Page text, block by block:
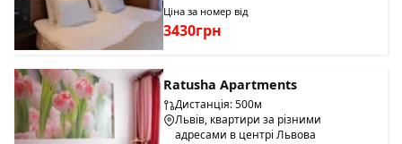
Ціна за номер від
3430грн
Ratusha Apartments
Дистанція: 500м
Львів, квартири за різними
адресами в центрі Львова